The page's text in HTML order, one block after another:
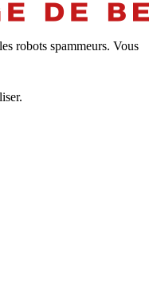
robots spammeurs. Vous